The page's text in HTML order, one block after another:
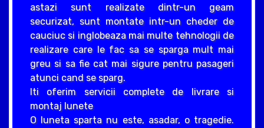
astazi sunt realizate dintr-un geam
securizat, sunt montate intr-un cheder de
cauciuc si inglobeaza mai multe tehnologii de
realizare care le fac sa se sparga mult mai
greu si sa fie cat mai sigure pentru pasageri
atunci cand se sparg.
Iti oferim servicii complete de livrare si
montaj lunete
O luneta sparta nu este, asadar, o tragedie.